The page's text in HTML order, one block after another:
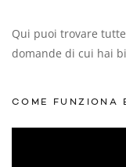
Qui puoi trovare
domande di cui hai
COME FUNZIONA